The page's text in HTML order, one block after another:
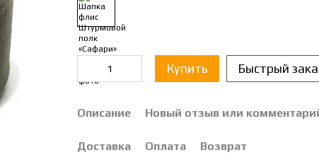
Купить Быстрый
Описание Новый отзыв или
Доставка Оплата Возврат